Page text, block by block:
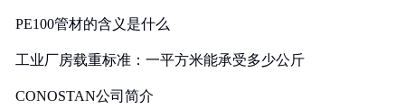
PE100管材的含义是什么
工业厂房载重标准：一平方米能承受多少公斤
CONOSTAN公司简介